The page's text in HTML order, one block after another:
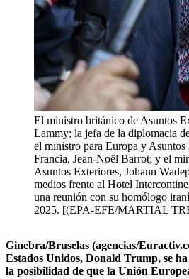
El ministro británico de Asuntos
Lammy; la jefa de la diplomacia
el ministro para Europa y Asuntos
Francia, Jean-Noël Barrot; y el
Asuntos Exteriores, Johann
medios frente al Hotel
una reunión con su homólogo
2025. [(EPA-EFE/MARTIAL
Ginebra/Bruselas (agencias/
Estados Unidos, Donald Trump, se
la posibilidad de que la Unión